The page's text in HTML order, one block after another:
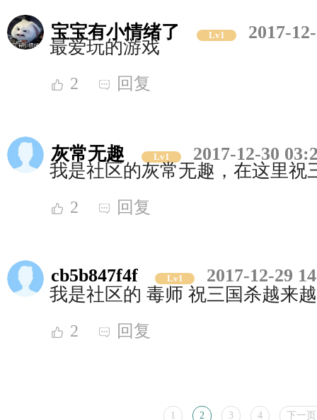
宝宝有小情绪了 Lv1 2017-
最爱玩的游戏
2 回复
灰常无趣 Lv1
2017-12-30
我是社区的灰常无趣，在这里祝
2 回复
cb5b847f4f Lv1
2017-12-29
我是社区的 毒师 祝三国杀越来
2 回复
1 2 3 4 下一页